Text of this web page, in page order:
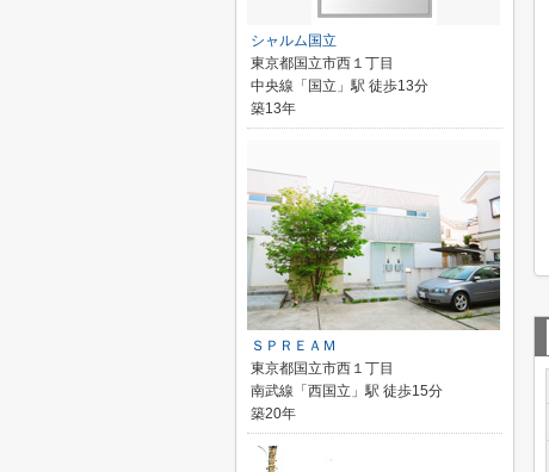
シャルム国立
東京都国立市西１丁目
中央線「国立」駅 徒歩13分
築13年
ＳＰＲＥＡＭ
東京都国立市西１丁目
南武線「西国立」駅 徒歩15分
築20年